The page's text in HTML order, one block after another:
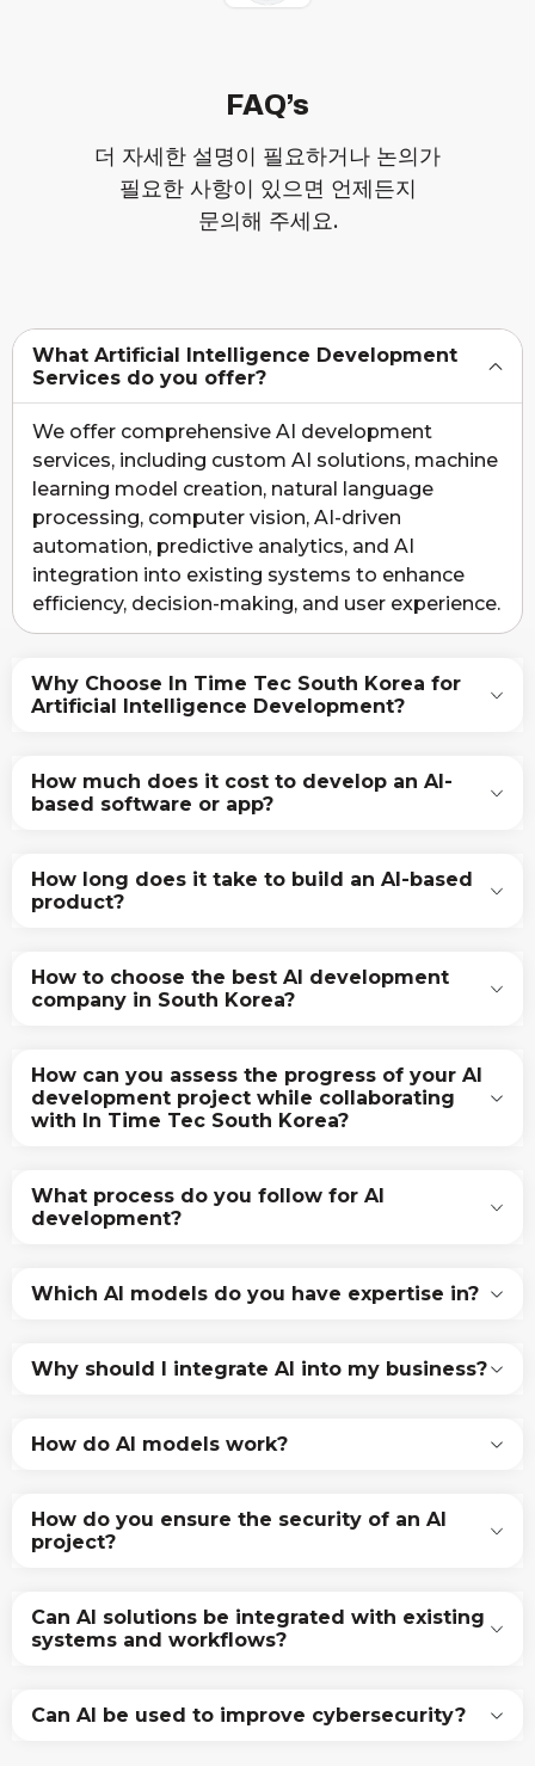
FAQ’s
더 자세한 설명이 필요하거나 논의가
필요한 사항이 있으면 언제든지
문의해 주세요.
What Artificial Intelligence Development
Services do you offer?
We offer comprehensive AI development
services, including custom AI solutions, machine
learning model creation, natural language
processing, computer vision, AI-driven
automation, predictive analytics, and AI
integration into existing systems to enhance
efficiency, decision-making, and user experience.
Why Choose In Time Tec South Korea for
Artificial Intelligence Development?
How much does it cost to develop an AI-
based software or app?
How long does it take to build an AI-based
product?
How to choose the best AI development
company in South Korea?
How can you assess the progress of your AI
development project while collaborating
with In Time Tec South Korea?
What process do you follow for AI
development?
Which AI models do you have expertise in?
Why should I integrate AI into my business?
How do AI models work?
How do you ensure the security of an AI
project?
Can AI solutions be integrated with existing
systems and workflows?
Can AI be used to improve cybersecurity?